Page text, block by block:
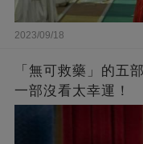
2023/09/18
「無可救藥」的五
一部沒看太幸運！